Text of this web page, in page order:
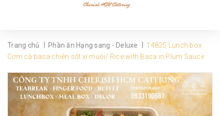
Trang chủ Phần ăn Hạng sang - Deluxe
14825 Lunch box
Cơm cá basa chiên sốt xí muội/ Rice with Basa in Plum Sauce